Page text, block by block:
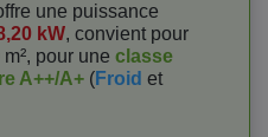
une puissance
kW, convient pour
pour une classe
A++/A+ (Froid et